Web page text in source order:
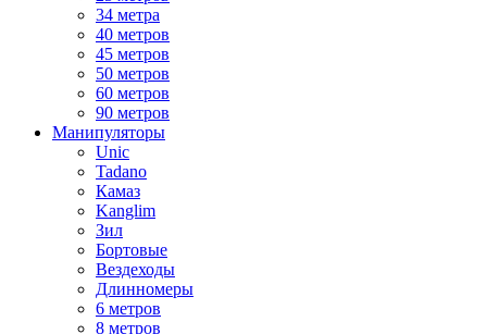
34 метра
40 метров
45 метров
50 метров
60 метров
90 метров
Манипуляторы
Unic
Tadano
Камаз
Kanglim
Зил
Бортовые
Вездеходы
Длинномеры
6 метров
8 метров